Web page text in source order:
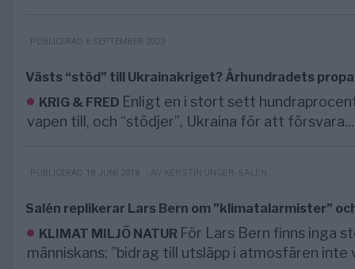
PUBLICERAD 6 SEPTEMBER 2023
Västs “stöd” till Ukrainakriget? Århundradets
KRIG & FRED Enligt en i stort sett
vapen till, och “stödjer”, Ukraina för att försvara...
PUBLICERAD 18 JUNI 2018 - AV KERSTIN UNGER-SALÉN
Salén replikerar Lars Bern om ”klimatalarmister”
KLIMAT MILJÖ NATUR För Lars Bern finns inga
människans: ”bidrag till utsläpp i atmosfären inte